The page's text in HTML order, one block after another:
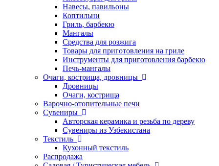
Навесы, павильоны
Коптильни
Гриль, барбекю
Мангалы
Средства для розжига
Товары для приготовления на гриле
Инструменты для приготовления барбекю
Печь-мангалы
Очаги, кострища, дровницы
Дровницы
Очаги, кострища
Варочно-отопительные печи
Сувениры
Авторская керамика и резьба по дереву
Сувениры из Узбекистана
Текстиль
Кухонный текстиль
Распродажа